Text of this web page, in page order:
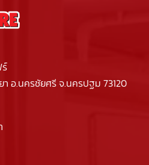
า อ.นครชัยศรี จ.นครปฐม 73120